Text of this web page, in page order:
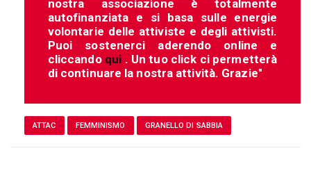
nostra associazione è totalmente
autofinanziata e si basa sulle energie
volontarie delle attiviste e degli attivisti.
Puoi sostenerci aderendo online e
cliccando qui . Un tuo click ci permetterà
di continuare la nostra attività. Grazie"
ATTAC FEMMINISMO GRANELLO DI SABBIA